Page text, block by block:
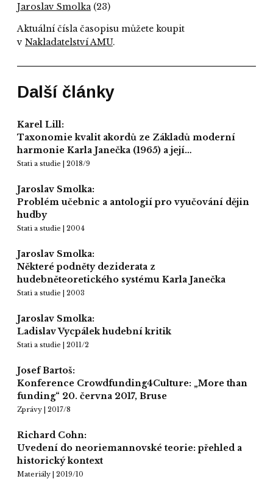
Jaroslav Smolka(23)
Aktuální čísla časopisu můžete koupit
v Nakladatelství AMU.
Další články
Karel Lill:
Taxonomie kvalit akordů ze Základů moderní
harmonie Karla Janečka (1965) a její…
Stati a studie | 2018/9
Jaroslav Smolka:
Problém učebnic a antologií pro vyučování dějin
hudby
Stati a studie | 2004
Jaroslav Smolka:
Některé podněty deziderata z
hudebněteoretického systému Karla Janečka
Stati a studie | 2003
Jaroslav Smolka:
Ladislav Vycpálek hudební kritik
Stati a studie | 2011/2
Josef Bartoš:
Konference Crowdfunding4Culture: „More than
funding“ 20. června 2017, Bruse
Zprávy | 2017/8
Richard Cohn:
Uvedení do neoriemannovské teorie: přehled a
historický kontext
Materiály | 2019/10